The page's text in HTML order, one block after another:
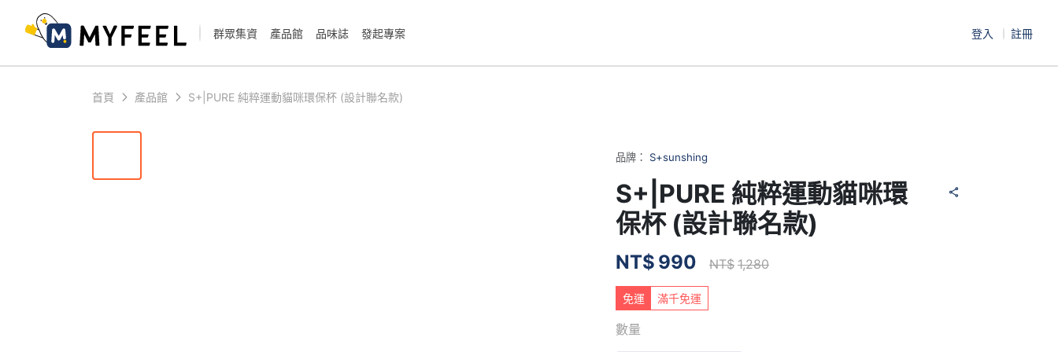
群眾集資 產品館 品味誌 發起專案 登入 註冊
首頁 產品館 S+|PURE 純粹運動貓咪環保杯 (設計聯名款)
品牌： S+sunshing
S+|PURE 純粹運動貓咪環
保杯 (設計聯名款)
NT$ 990 NT$ 1,280
免運 滿千免運
數量